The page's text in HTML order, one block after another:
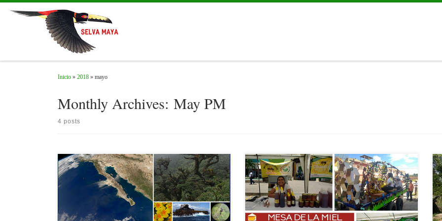
Skip to content
Inicio » 2018 » mayo
Monthly Archives: May PM
4 posts
Con motivo del Día Internacional de la Abeja, el 20 de mayo se
celebró en Flores, Guatemala, una feria de pequeñas y medianas
empresas. La organización del evento estuvo a cargo de la Mesa de
Miel de Petén, espacio de coordinación para gestionar y avanzar en